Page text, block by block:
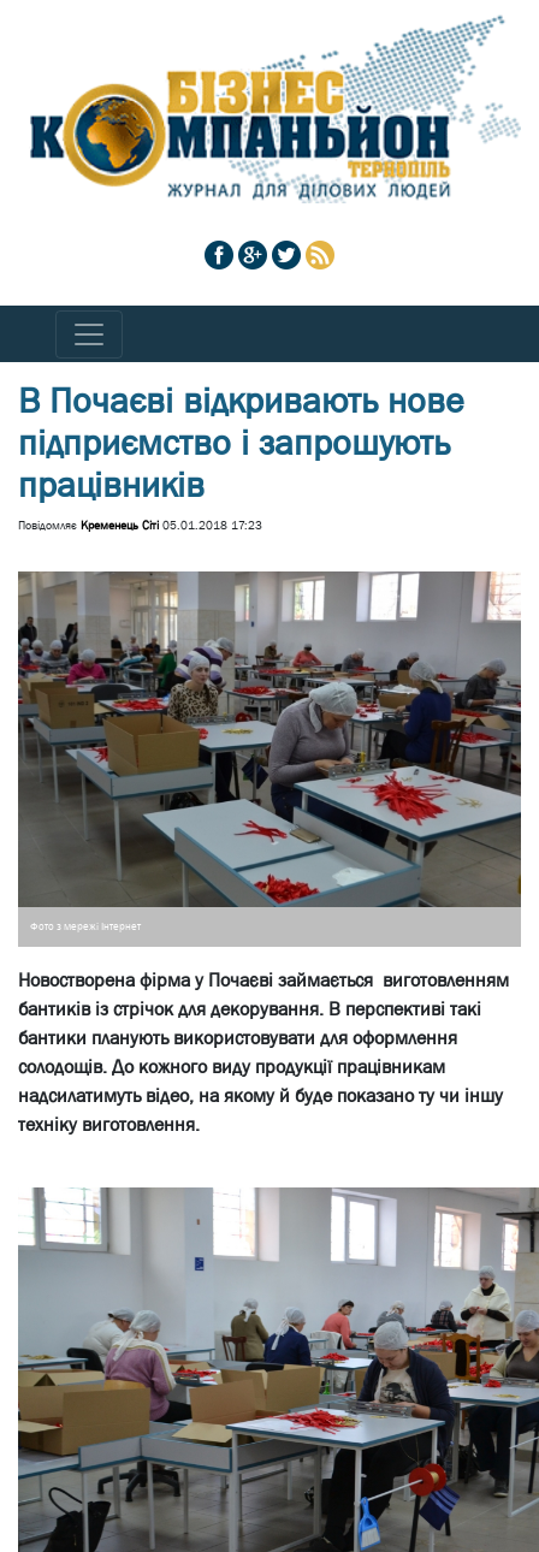
В Почаєві відкривають нове
підприємство і запрошують
працівників
Повідомляє Кременець Сіті 05.01.2018 17:23
Фото з мережі Інтернет
Новостворена фірма у Почаєві займається виготовленням
бантиків із стрічок для декорування. В перспективі такі
бантики планують використовувати для оформлення
солодощів. До кожного виду продукції працівникам
надсилатимуть відео, на якому й буде показано ту чи іншу
техніку виготовлення.